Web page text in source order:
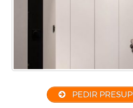
PEDIR